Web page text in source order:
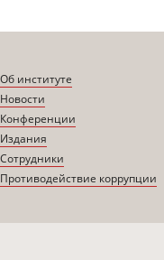
Об институте
Новости
Конференции
Издания
Сотрудники
Противодействие коррупции